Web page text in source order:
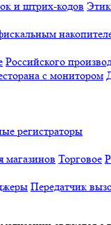
и штрих-кодов
Российского
с монитором
регистраторы
магазинов Торговое
Передатчик